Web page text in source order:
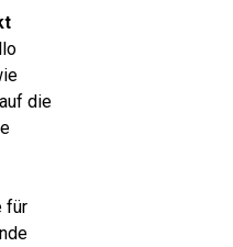
die
für